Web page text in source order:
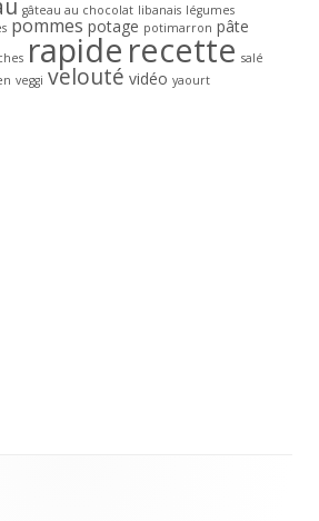
gâteau au chocolat libanais légumes
pommes potage potimarron pâte
rapiderecette salé
veggi velouté vidéo yaourt